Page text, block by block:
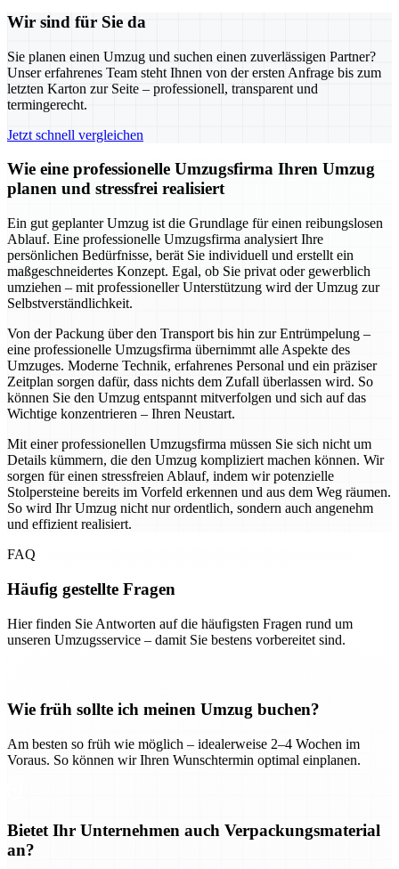
Wir sind für Sie da
Sie planen einen Umzug und suchen einen zuverlässigen Partner?
Unser erfahrenes Team steht Ihnen von der ersten Anfrage bis zum
letzten Karton zur Seite – professionell, transparent und
termingerecht.
Jetzt schnell vergleichen
Wie eine professionelle Umzugsfirma Ihren Umzug
planen und stressfrei realisiert
Ein gut geplanter Umzug ist die Grundlage für einen reibungslosen
Ablauf. Eine professionelle Umzugsfirma analysiert Ihre
persönlichen Bedürfnisse, berät Sie individuell und erstellt ein
maßgeschneidertes Konzept. Egal, ob Sie privat oder gewerblich
umziehen – mit professioneller Unterstützung wird der Umzug zur
Selbstverständlichkeit.
Von der Packung über den Transport bis hin zur Entrümpelung –
eine professionelle Umzugsfirma übernimmt alle Aspekte des
Umzuges. Moderne Technik, erfahrenes Personal und ein präziser
Zeitplan sorgen dafür, dass nichts dem Zufall überlassen wird. So
können Sie den Umzug entspannt mitverfolgen und sich auf das
Wichtige konzentrieren – Ihren Neustart.
Mit einer professionellen Umzugsfirma müssen Sie sich nicht um
Details kümmern, die den Umzug kompliziert machen können. Wir
sorgen für einen stressfreien Ablauf, indem wir potenzielle
Stolpersteine bereits im Vorfeld erkennen und aus dem Weg räumen.
So wird Ihr Umzug nicht nur ordentlich, sondern auch angenehm
und effizient realisiert.
FAQ
Häufig gestellte Fragen
Hier finden Sie Antworten auf die häufigsten Fragen rund um
unseren Umzugsservice – damit Sie bestens vorbereitet sind.
Wie früh sollte ich meinen Umzug buchen?
Am besten so früh wie möglich – idealerweise 2–4 Wochen im
Voraus. So können wir Ihren Wunschtermin optimal einplanen.
Bietet Ihr Unternehmen auch Verpackungsmaterial
an?